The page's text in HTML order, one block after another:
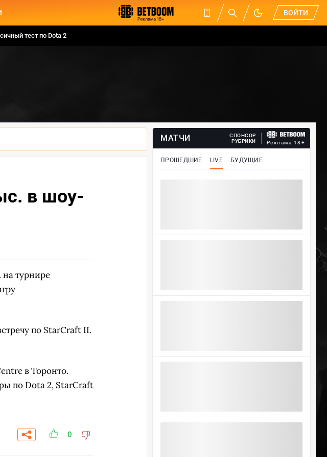
ВОЙТИ
тест по Dota 2
в шоу-
на турнире
по StarCraft II.
в Торонто.
по Dota 2, StarCraft
0
МАТЧИ
СПОНСОР
РУБРИКИ
Реклама 18+
ПРОШЕДШИЕ LIVE БУДУЩИЕ